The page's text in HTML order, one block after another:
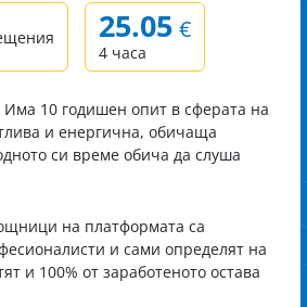
25.05 €
4 часа
10 годишен опит в сферата на
и енергична, обичаща
си време обича да слуша
на платформата са
и сами определят на
и 100% от заработеното остава